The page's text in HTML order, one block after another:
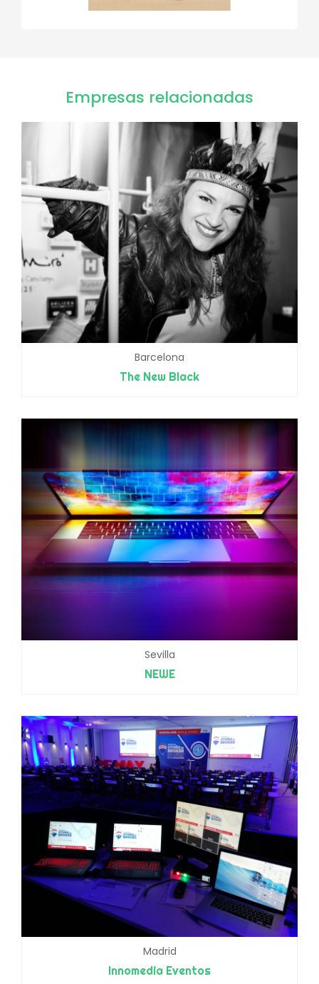
Empresas relacionadas
Barcelona
The New Black
Sevilla
NEWE
Madrid
Innomedia Eventos